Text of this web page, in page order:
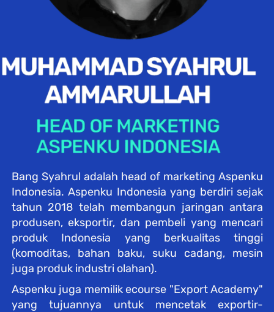
Bang Syahrul adalah head of marketing Aspenku
Indonesia. Aspenku Indonesia yang berdiri sejak
tahun 2018 telah membangun jaringan antara
produsen, eksportir, dan pembeli yang mencari
produk Indonesia yang berkualitas tinggi
(komoditas, bahan baku, suku cadang, mesin
juga produk industri olahan).
Aspenku juga memilik ecourse "Export Academy"
yang tujuannya untuk mencetak exportir-